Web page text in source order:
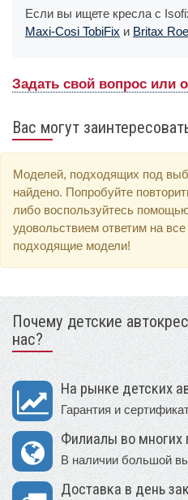
Если вы ищете кресла с
Maxi-Cosi TobiFix и Britax
Задать свой вопрос или
Вас могут
Моделей, подходящих под
найдено. Попробуйте
либо воспользуйтесь
удовольствием ответим на
подходящие модели!
Почему детские
нас?
На рынке детских
Гарантия и
Филиалы во многих
В наличии большой
Доставка в день